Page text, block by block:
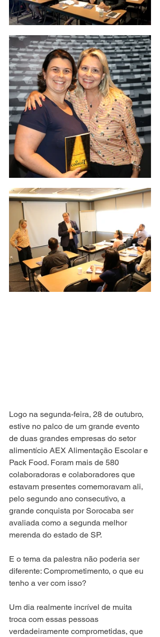
Logo na segunda-feira, 28 de outubro,
estive no palco de um grande evento
de duas grandes empresas do setor
alimentício AEX Alimentação Escolar e
Pack Food. Foram mais de 580
colaboradoras e colaboradores que
estavam presentes comemoravam ali,
pelo segundo ano consecutivo, a
grande conquista por Sorocaba ser
avaliada como a segunda melhor
merenda do estado de SP.
E o tema da palestra não poderia ser
diferente: Comprometimento, o que eu
tenho a ver com isso?
Um dia realmente incrível de muita
troca com essas pessoas
verdadeiramente comprometidas, que